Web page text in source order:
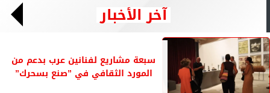
آخر الأخبار
سبعة مشاريع لفنانين عرب بدعم من
المورد الثقافي في ”صنع بسحرك”